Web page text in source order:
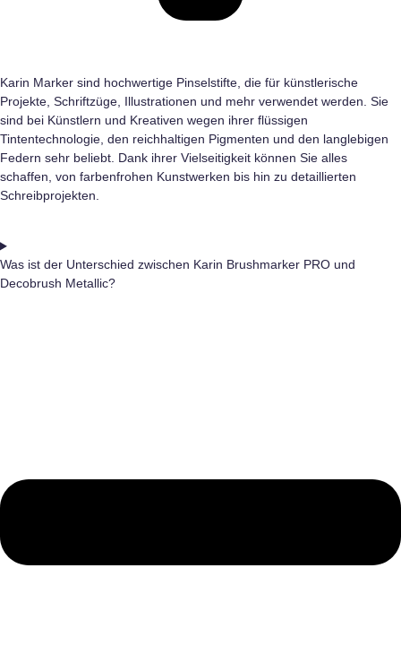
Karin Marker sind hochwertige Pinselstifte, die für künstlerische
Projekte, Schriftzüge, Illustrationen und mehr verwendet werden. Sie
sind bei Künstlern und Kreativen wegen ihrer flüssigen
Tintentechnologie, den reichhaltigen Pigmenten und den langlebigen
Federn sehr beliebt. Dank ihrer Vielseitigkeit können Sie alles
schaffen, von farbenfrohen Kunstwerken bis hin zu detaillierten
Schreibprojekten.
Was ist der Unterschied zwischen Karin Brushmarker PRO und
Decobrush Metallic?